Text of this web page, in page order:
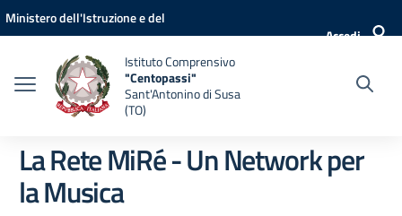
Vai ai contenuti
Vai al menu di navigazione
Vai al footer
Ministero dell'Istruzione e del
Accedi
Istituto Comprensivo
"Centopassi"
Sant'Antonino di Susa
(TO)
La Rete MiRé - Un Network per
la Musica